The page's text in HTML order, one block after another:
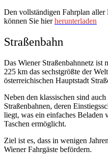
Den vollständigen Fahrplan
können Sie hierherunterladen
Straßenbahn
Das Wiener Straßenbahnnetz ist
225 km das sechstgrößte der
österreichischen Hauptstadt
Neben den klassischen sind
Straßenbahnen, deren
liegt, was ein einfaches Beladen
Taschen ermöglicht.
Ziel ist es, dass in wenigen
Wiener Fahrgäste befördern.